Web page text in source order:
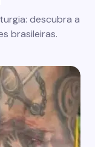
descubra a
brasileiras.